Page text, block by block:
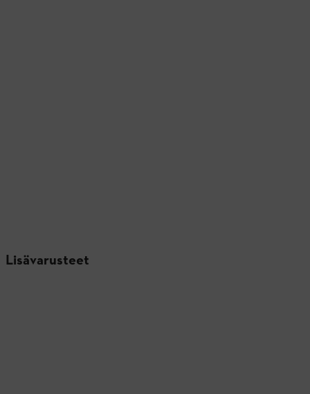
Lisävarusteet